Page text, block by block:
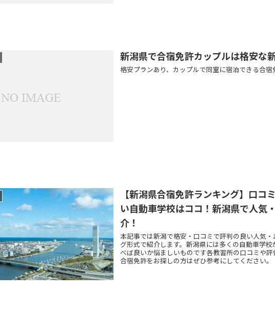
新潟県で合宿免許カップルは格安な
格安プランあり、カップルで同室に宿泊できる合宿
【新潟県合宿免許ランキング】口コ
い自動車学校はココ！新潟県で人気
介！
本記事では新潟で格安・口コミで評判の良い人気
グ形式で紹介します。新潟県には多くの自動車学
べば良いか悩ましいものです各教習所の口コミや
合宿免許をお探しの方はぜひ参考にしてください。